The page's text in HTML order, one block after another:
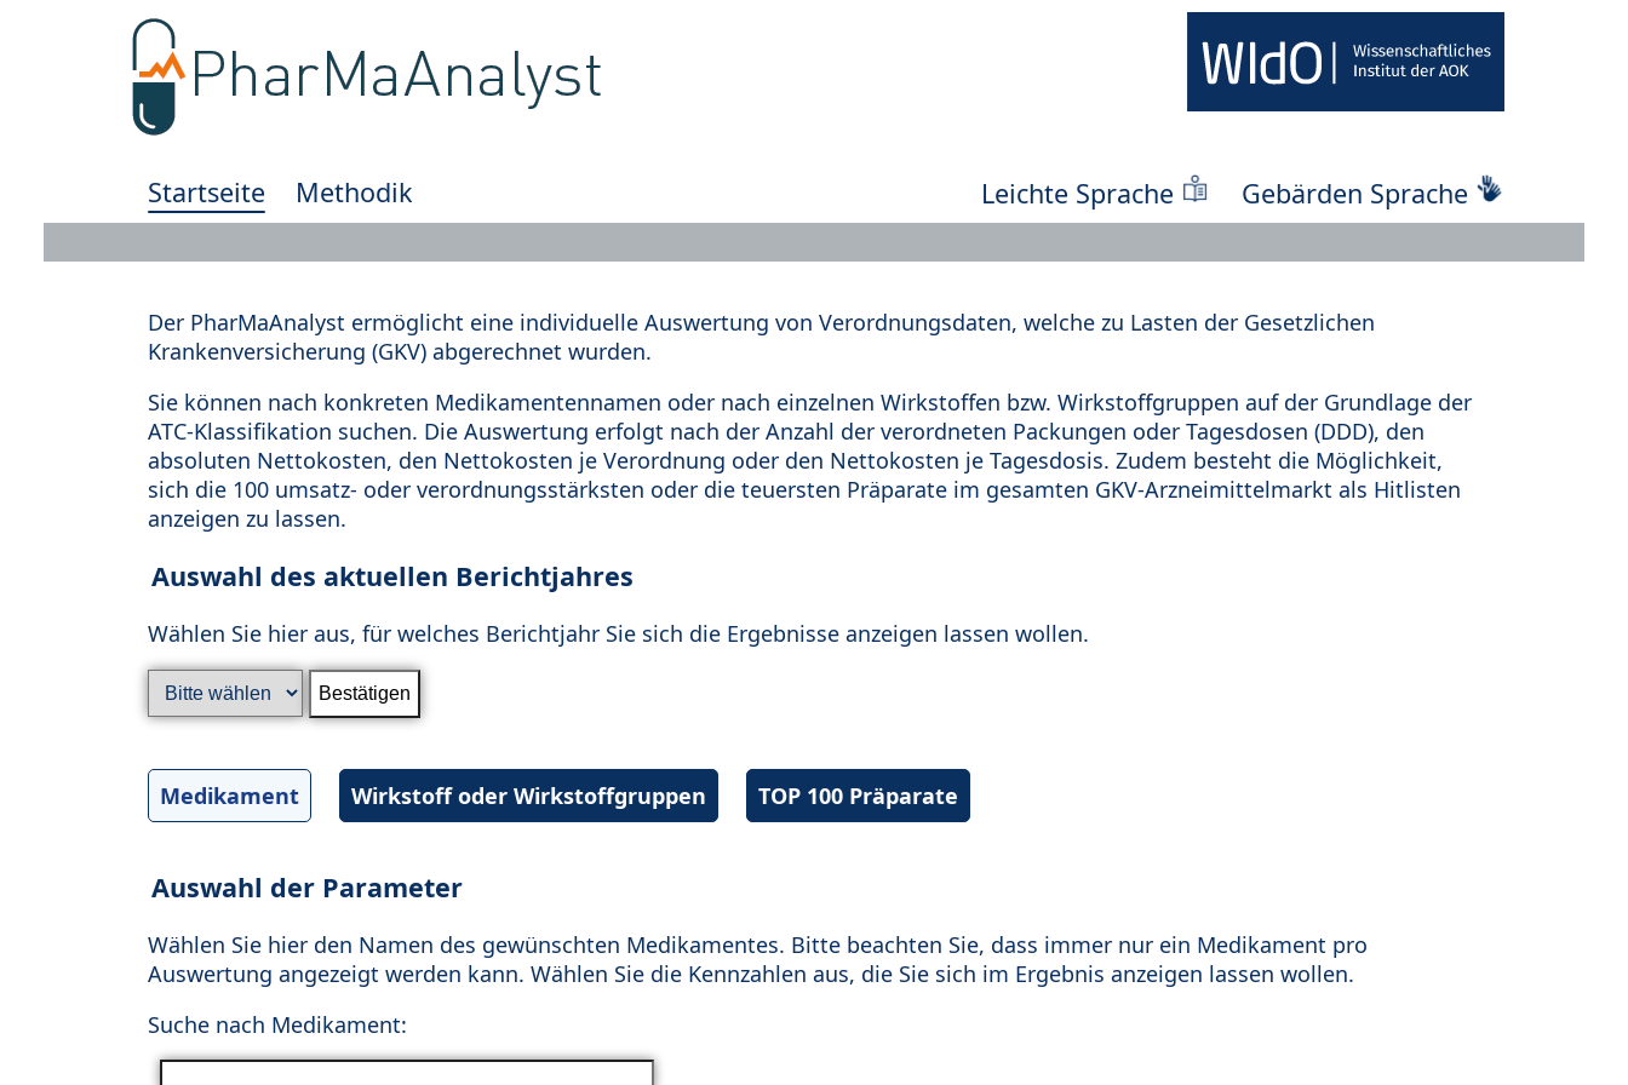
Startseite Methodik Leichte Sprache Gebärden Sprache
Der PharMaAnalyst ermöglicht eine individuelle Auswertung von Verordnungsdaten, welche zu Lasten der Gesetzlichen
Krankenversicherung (GKV) abgerechnet wurden.
Sie können nach konkreten Medikamentennamen oder nach einzelnen Wirkstoffen bzw. Wirkstoffgruppen auf der Grundlage der
ATC-Klassifikation suchen. Die Auswertung erfolgt nach der Anzahl der verordneten Packungen oder Tagesdosen (DDD), den
absoluten Nettokosten, den Nettokosten je Verordnung oder den Nettokosten je Tagesdosis. Zudem besteht die Möglichkeit,
sich die 100 umsatz- oder verordnungsstärksten oder die teuersten Präparate im gesamten GKV-Arzneimittelmarkt als Hitlisten
anzeigen zu lassen.
Auswahl des aktuellen Berichtjahres
Wählen Sie hier aus, für welches Berichtjahr Sie sich die Ergebnisse anzeigen lassen wollen.
Medikament Wirkstoff oder Wirkstoffgruppen TOP 100 Präparate
Auswahl der Parameter
Wählen Sie hier den Namen des gewünschten Medikamentes. Bitte beachten Sie, dass immer nur ein Medikament pro
Auswertung angezeigt werden kann. Wählen Sie die Kennzahlen aus, die Sie sich im Ergebnis anzeigen lassen wollen.
Suche nach Medikament: